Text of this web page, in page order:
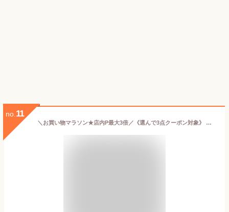
no. 11
＼お買い物マラソン★店内P最大3倍／《選んで3点クーポン対象》 源気商会の洋風だし 120g / 無添加 コンソメ だし 粉末 酵母エキス不使用 アミノ酸不使用 保存料不使用 野菜スープ 飲むお出汁 ヒマラヤ岩塩 クリスタル岩塩 メール便 [3] [yoc]